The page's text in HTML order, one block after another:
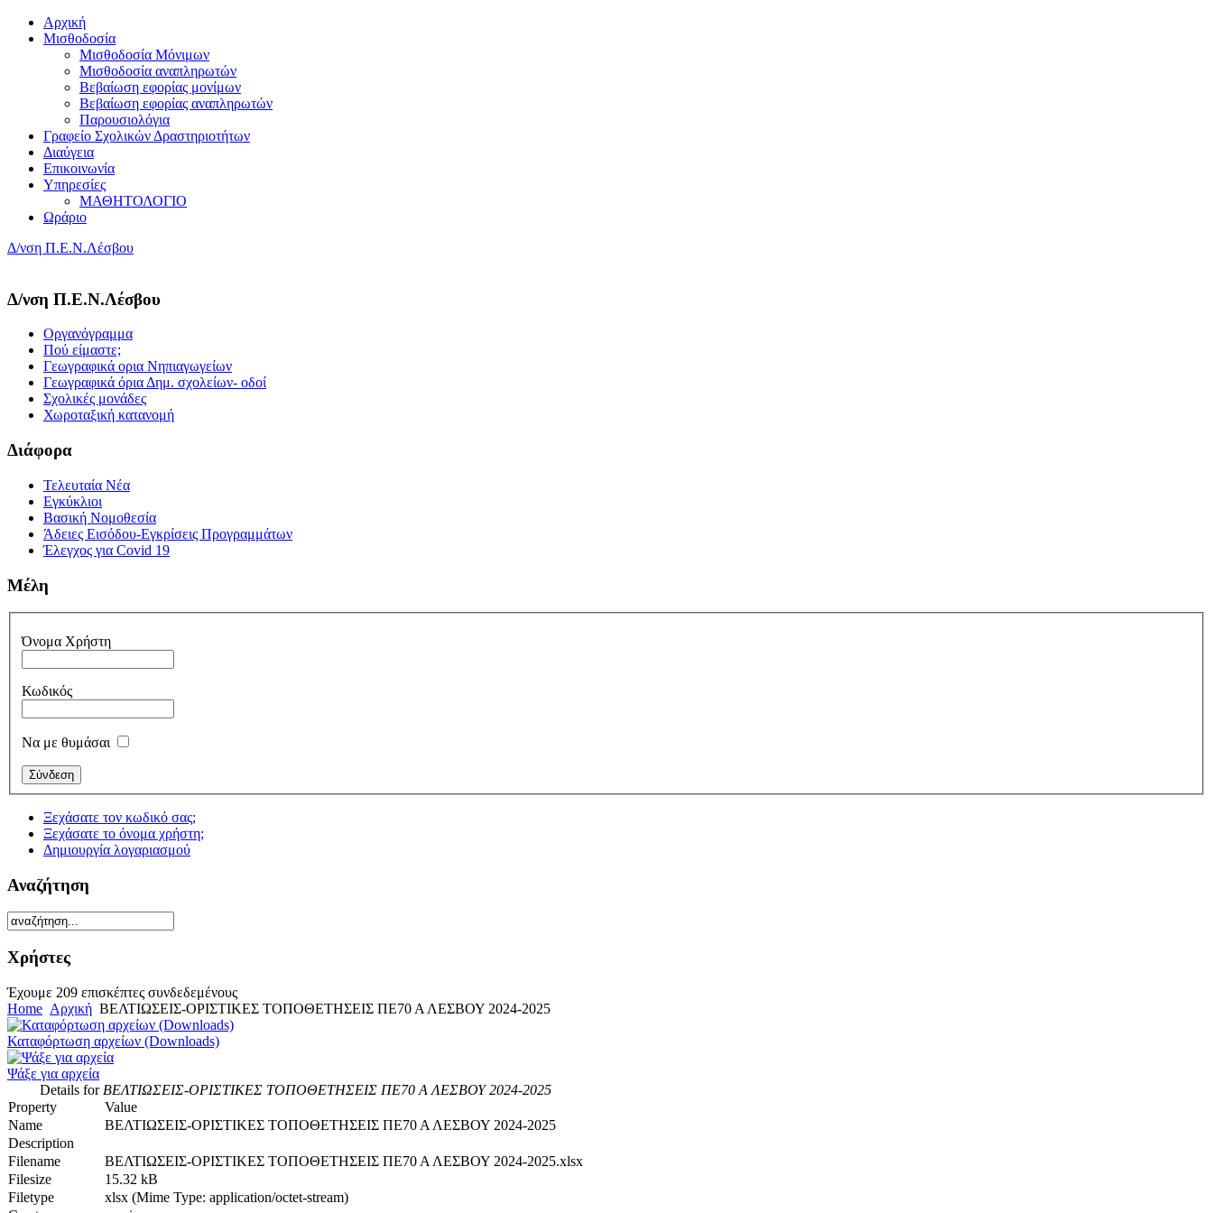
Αρχική
Μισθοδοσία
Μισθοδοσία Μόνιμων
Μισθοδοσία αναπληρωτών
Βεβαίωση εφορίας μονίμων
Βεβαίωση εφορίας αναπληρωτών
Παρουσιολόγια
Γραφείο Σχολικών Δραστηριοτήτων
Διαύγεια
Επικοινωνία
Υπηρεσίες
ΜΑΘΗΤΟΛΟΓΙΟ
Ωράριο
Δ/νση Π.Ε.Ν.Λέσβου
Δ/νση Π.Ε.Ν.Λέσβου
Οργανόγραμμα
Πού είμαστε;
Γεωγραφικά ορια Νηπιαγωγείων
Γεωγραφικά όρια Δημ. σχολείων- οδοί
Σχολικές μονάδες
Χωροταξική κατανομή
Διάφορα
Τελευταία Νέα
Εγκύκλιοι
Βασική Νομοθεσία
Άδειες Εισόδου-Εγκρίσεις Προγραμμάτων
Έλεγχος για Covid 19
Μέλη
Όνομα Χρήστη
Κωδικός
Να με θυμάσαι
Ξεχάσατε τον κωδικό σας;
Ξεχάσατε το όνομα χρήστη;
Δημιουργία λογαριασμού
Αναζήτηση
Χρήστες
Έχουμε 209 επισκέπτες συνδεδεμένους
Home Αρχική ΒΕΛΤΙΩΣΕΙΣ-ΟΡΙΣΤΙΚΕΣ ΤΟΠΟΘΕΤΗΣΕΙΣ ΠΕ70 Α ΛΕΣΒΟΥ 2024-2025
Καταφόρτωση αρχείων (Downloads)
Ψάξε για αρχεία
Details forΒΕΛΤΙΩΣΕΙΣ-ΟΡΙΣΤΙΚΕΣ ΤΟΠΟΘΕΤΗΣΕΙΣ ΠΕ70 Α ΛΕΣΒΟΥ 2024-2025
Property
Value
Name
ΒΕΛΤΙΩΣΕΙΣ-ΟΡΙΣΤΙΚΕΣ ΤΟΠΟΘΕΤΗΣΕΙΣ ΠΕ70 Α ΛΕΣΒΟΥ 2024-2025
Description
Filename
ΒΕΛΤΙΩΣΕΙΣ-ΟΡΙΣΤΙΚΕΣ ΤΟΠΟΘΕΤΗΣΕΙΣ ΠΕ70 Α ΛΕΣΒΟΥ 2024-2025.xlsx
Filesize
15.32 kB
Filetype
xlsx (Mime Type: application/octet-stream)